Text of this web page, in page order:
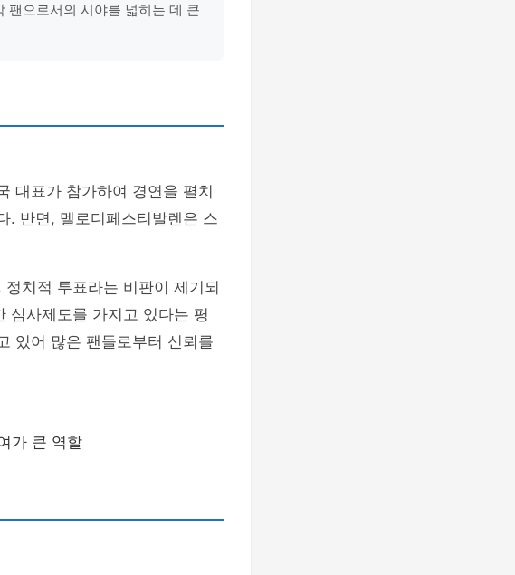
팬으로서의 시야를 넓히는 데 큰
대표가 참가하여 경연을 펼치
. 반면, 멜로디페스티발렌은 스
치적 투표라는 비판이 제기되
심사제도를 가지고 있다는 평
있어 많은 팬들로부터 신뢰를
가 큰 역할